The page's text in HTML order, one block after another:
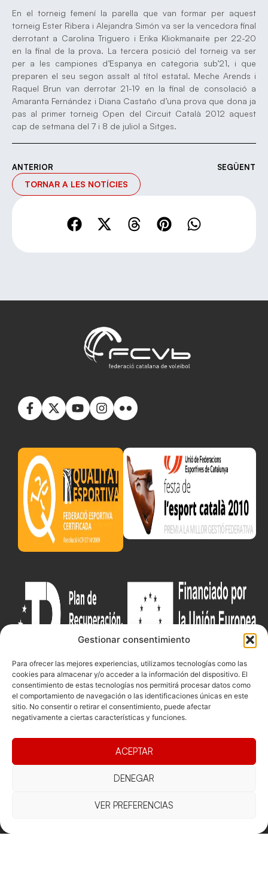
Gestionar consentimiento
Para ofrecer las mejores experiencias, utilizamos tecnologías como las
cookies para almacenar y/o acceder a la información del dispositivo. El
consentimiento de estas tecnologías nos permitirá procesar datos como
el comportamiento de navegación o las identificaciones únicas en este
sitio. No consentir o retirar el consentimiento, puede afectar
negativamente a ciertas características y funciones.
ACEPTAR
DENEGAR
VER PREFERENCIAS
En el torneig femení la parella que van formar per aquest
torneig Ester Ribera i Alejandra Simón va ser la vencedora final
derrotant a Carolina Triguero i Erika Kliokmanaite per 22-20
en la final de la prova. La tercera posició del torneig va ser
per a les campiones d’Espanya en categoria sub’21, i que
preparen el seu segon assalt al títol estatal. Meche Arends i
Raquel Brun van derrotar 21-19 en la final de consolació a
Amaranta Fernández i Diana Castaño d’una prova que dona ja
pas al primer torneig Open del Circuit Català 2012 aquest
cap de setmana del 7 i 8 de juliol a Sitges.
ANTERIOR SEGÜENT
TORNAR A LES NOTÍCIES
Federació
directiva
Competicions
Competiciones
Competiciones
Vólei neu
Documentacio
Funcionament
Eleccions
Contacte
16, 5ºC,
Barcelona